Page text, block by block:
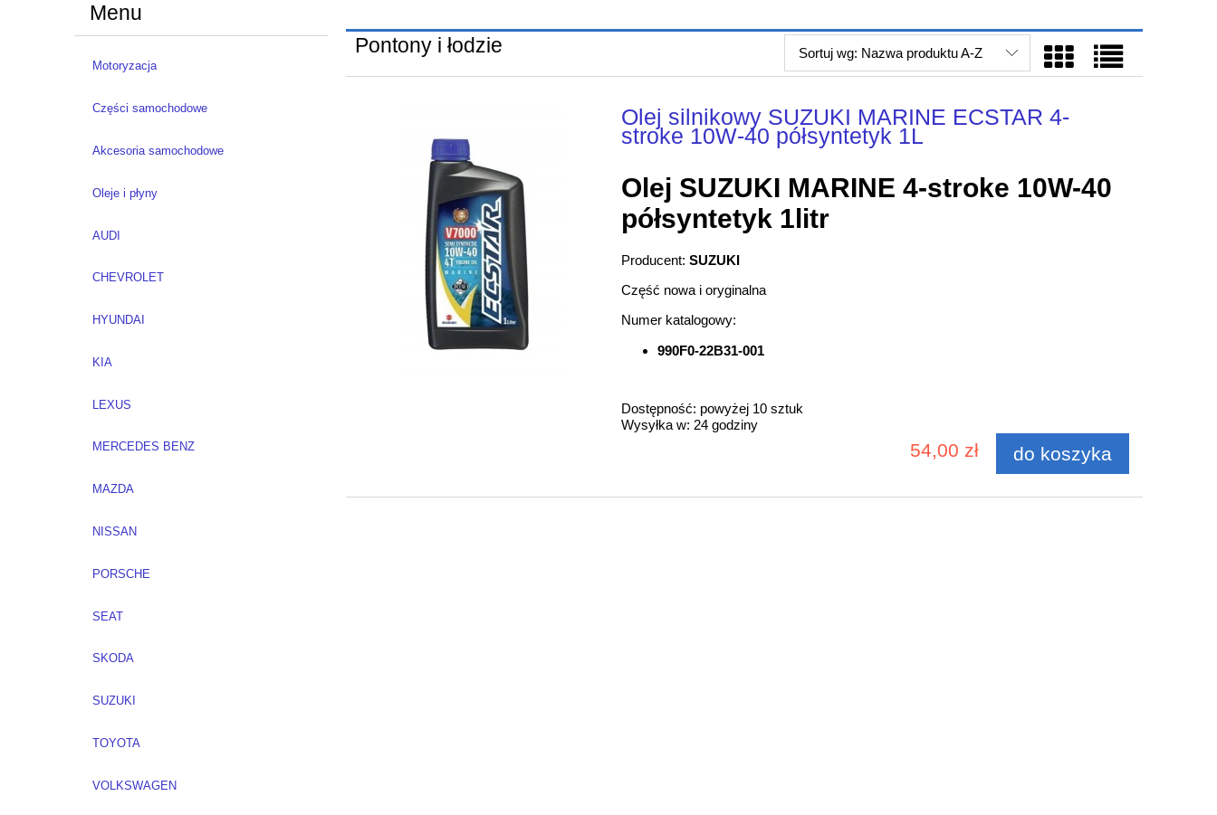
Menu
Motoryzacja
Części samochodowe
Akcesoria samochodowe
Oleje i płyny
AUDI
CHEVROLET
HYUNDAI
KIA
LEXUS
MERCEDES BENZ
MAZDA
NISSAN
PORSCHE
SEAT
SKODA
SUZUKI
TOYOTA
VOLKSWAGEN
Pontony i łodzie Sortuj wg: Nazwa produktu A-Z
Olej silnikowy SUZUKI MARINE ECSTAR 4-
stroke 10W-40 półsyntetyk 1L
Olej SUZUKI MARINE 4-stroke 10W-40
półsyntetyk 1litr
Producent:SUZUKI
Część nowa i oryginalna
Numer katalogowy:
990F0-22B31-001
Dostępność: powyżej 10 sztuk
Wysyłka w: 24 godziny
54,00 zł do koszyka